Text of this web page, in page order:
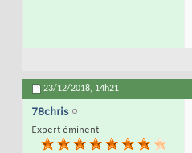
23/12/2018, 14h21
78chris
Expert éminent